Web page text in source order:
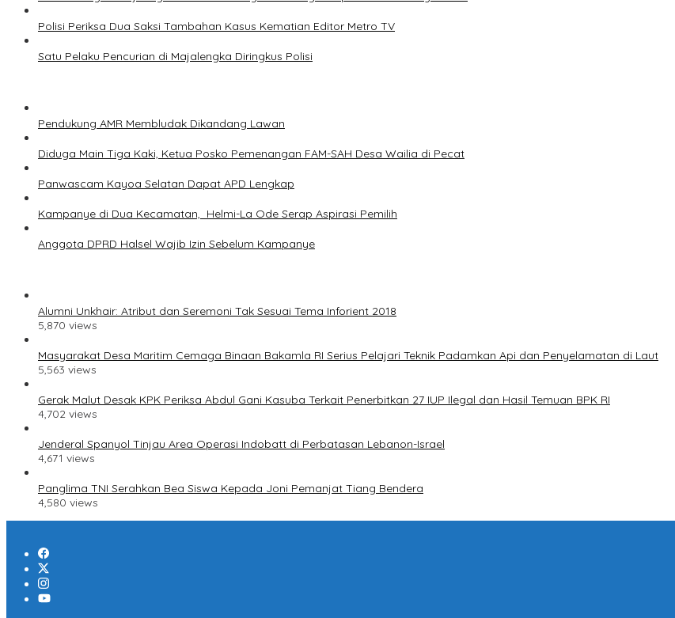
Polisi Periksa Dua Saksi Tambahan Kasus Kematian Editor Metro TV
Satu Pelaku Pencurian di Majalengka Diringkus Polisi
Pendukung AMR Membludak Dikandang Lawan
Diduga Main Tiga Kaki, Ketua Posko Pemenangan FAM-SAH Desa Wailia di Pecat
Panwascam Kayoa Selatan Dapat APD Lengkap
Kampanye di Dua Kecamatan, Helmi-La Ode Serap Aspirasi Pemilih
Anggota DPRD Halsel Wajib Izin Sebelum Kampanye
Alumni Unkhair: Atribut dan Seremoni Tak Sesuai Tema Inforient 2018
5,870 views
Masyarakat Desa Maritim Cemaga Binaan Bakamla RI Serius Pelajari Teknik Padamkan Api dan Penyelamatan di Laut
5,563 views
Gerak Malut Desak KPK Periksa Abdul Gani Kasuba Terkait Penerbitkan 27 IUP Ilegal dan Hasil Temuan BPK RI
4,702 views
Jenderal Spanyol Tinjau Area Operasi Indobatt di Perbatasan Lebanon-Israel
4,671 views
Panglima TNI Serahkan Bea Siswa Kepada Joni Pemanjat Tiang Bendera
4,580 views